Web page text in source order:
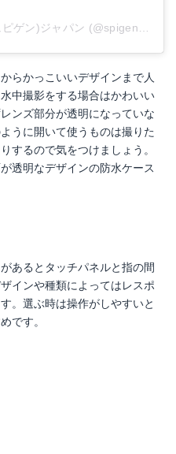
A post shared by Spigen(シュピゲン)ジャパン (@spigen_jp)
らかっこいいデザインまで人
中撮影をする場合はかわいい
ンズ部分が透明になっていな
うに開いて使うものは撮りた
するので気をつけましょう。
透明なデザインの防水ケース
あるとタッチパネルと指の間
インや種類によってはレスポ
。選ぶ時は操作がしやすいと
です。